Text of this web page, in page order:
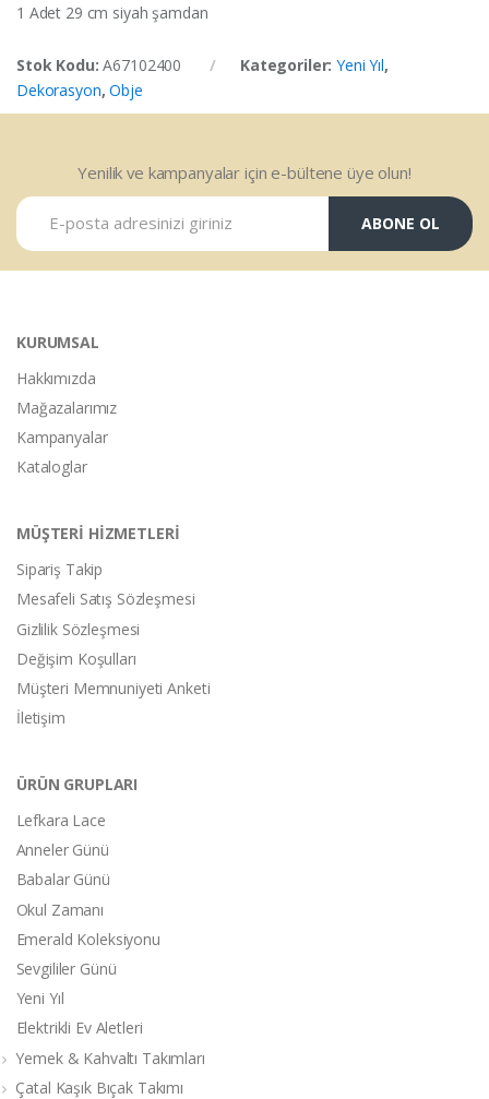
1 Adet 29 cm siyah şamdan
Stok Kodu:A67102400 Kategoriler:Yeni Yıl,
Dekorasyon,Obje
Yenilik ve kampanyalar için e-bültene üye olun!
ABONE OL
KURUMSAL
Hakkımızda
Mağazalarımız
Kampanyalar
Kataloglar
MÜŞTERİ HİZMETLERİ
Sipariş Takip
Mesafeli Satış Sözleşmesi
Gizlilik Sözleşmesi
Değişim Koşulları
Müşteri Memnuniyeti Anketi
İletişim
ÜRÜN GRUPLARI
Lefkara Lace
Anneler Günü
Babalar Günü
Okul Zamanı
Emerald Koleksiyonu
Sevgililer Günü
Yeni Yıl
Elektrikli Ev Aletleri
Yemek & Kahvaltı Takımları
Çatal Kaşık Bıçak Takımı